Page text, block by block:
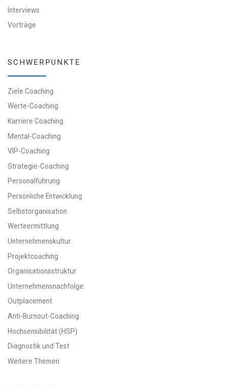
Interviews
Vorträge
SCHWERPUNKTE
Ziele Coaching
Werte-Coaching
Karriere Coaching
Mental-Coaching
VIP-Coaching
Strategie-Coaching
Personalführung
Persönliche Entwicklung
Selbstorganisation
Werteermittlung
Unternehmenskultur
Projektcoaching
Organisationsstruktur
Unternehmensnachfolge
Outplacement
Anti-Burnout-Coaching
Hochsensibilität (HSP)
Diagnostik und Test
Weitere Themen